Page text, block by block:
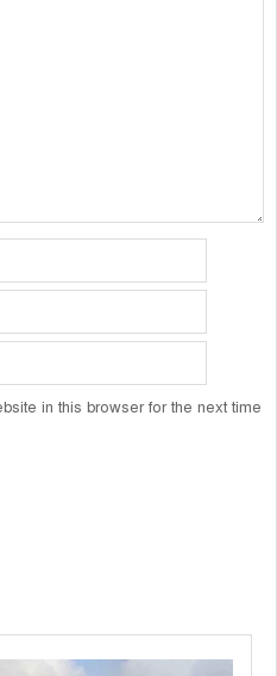
in this browser for the next time